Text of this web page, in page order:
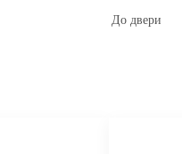
До двери